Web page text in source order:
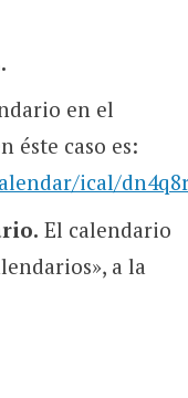
en el
éste caso es:
ical/
El calendario
a la